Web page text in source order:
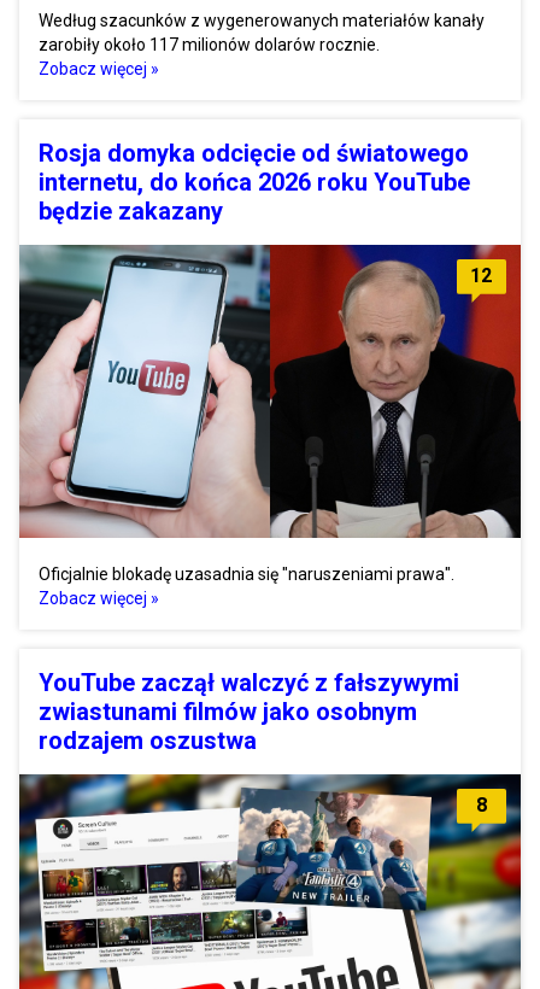
Według szacunków z wygenerowanych materiałów kanały
zarobiły około 117 milionów dolarów rocznie.
Zobacz więcej »
Rosja domyka odcięcie od światowego
internetu, do końca 2026 roku YouTube
będzie zakazany
12
Oficjalnie blokadę uzasadnia się "naruszeniami prawa".
Zobacz więcej »
YouTube zaczął walczyć z fałszywymi
zwiastunami filmów jako osobnym
rodzajem oszustwa
8